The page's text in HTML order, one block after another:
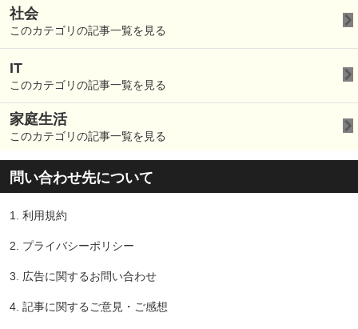
社会
このカテゴリの記事一覧を見る
IT
このカテゴリの記事一覧を見る
家庭生活
このカテゴリの記事一覧を見る
問い合わせ先について
1. 利用規約
2. プライバシーポリシー
3. 広告に関するお問い合わせ
4. 記事に関するご意見・ご感想